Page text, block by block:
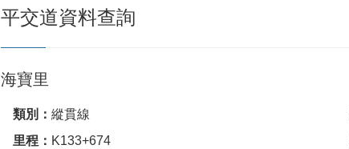
平交道資料查詢
海寶里
類別： 縱貫線
里程： K133+674